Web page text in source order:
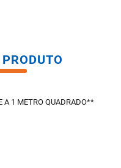
A 1 METRO QUADRADO**